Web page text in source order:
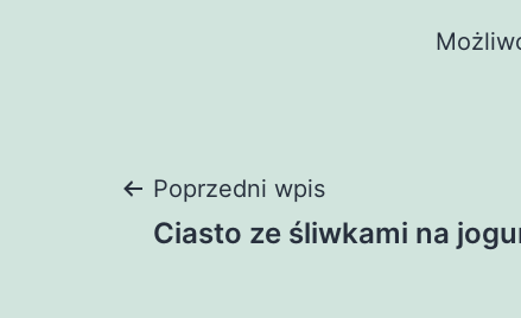
Nawigacja
Poprzedni wpis
Ciasto ze śliwkami na